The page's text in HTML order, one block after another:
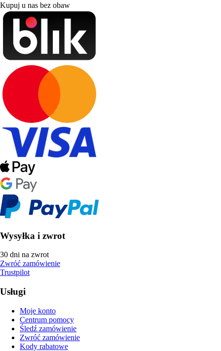
Kupuj u nas bez obaw
Wysyłka i zwrot
30 dni na zwrot
Zwróć zamówienie
Trustpilot
Usługi
Moje konto
Centrum pomocy
Śledź zamówienie
Zwróć zamówienie
Kody rabatowe